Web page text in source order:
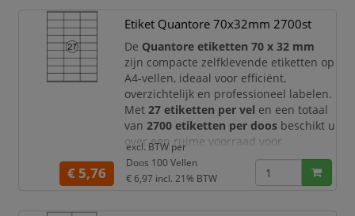
Dankzij het langwerpige formaat van
105 x 37 mm
zijn deze Quantore
etiketten zeer geschikt voor ad
Etiket Quantore 70x32mm 2700st
De Quantore etiketten 70 x 32 mm
zijn compacte zelfklevende etiketten op
A4-vellen, ideaal voor efficiënt,
overzichtelijk en professioneel labelen.
Met27 etiketten per vel en een totaal
van2700 etiketten per doos beschikt u
over een ruime voorraad voor
dagelijkse labeltaken op kantoor, in het
magazijn, bij verzending, administratie
en archivering.
€ 5,76
excl. BTW per
Doos 100 Vellen
€ 6,97 incl. 21% BTW